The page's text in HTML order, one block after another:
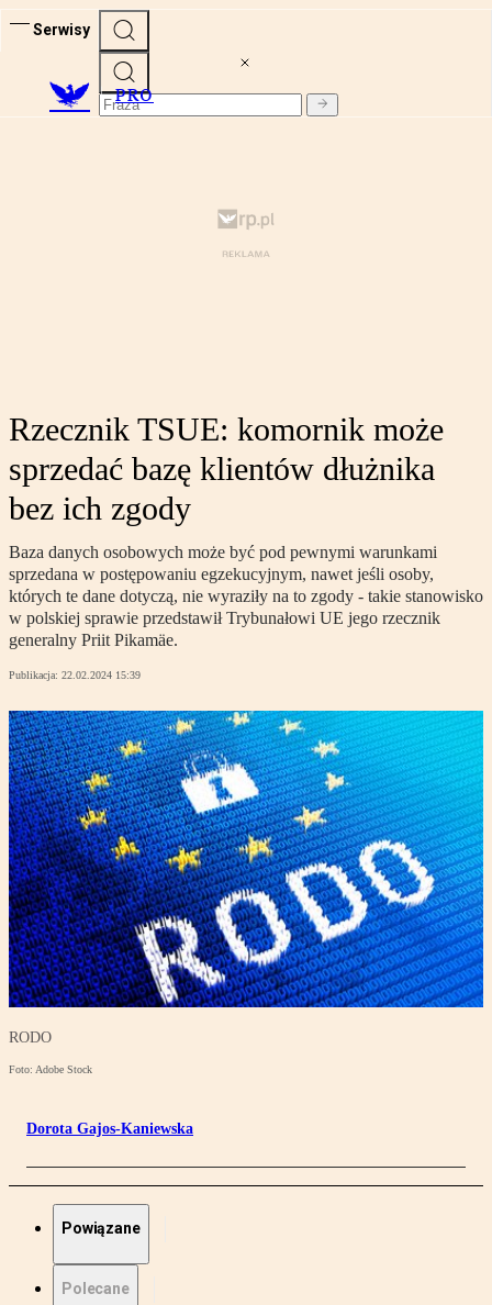
Serwisy
PRO
Rzecznik TSUE: komornik może
sprzedać bazę klientów dłużnika
bez ich zgody
Baza danych osobowych może być pod pewnymi warunkami
sprzedana w postępowaniu egzekucyjnym, nawet jeśli osoby,
których te dane dotyczą, nie wyraziły na to zgody - takie stanowisko
w polskiej sprawie przedstawił Trybunałowi UE jego rzecznik
generalny Priit Pikamäe.
Publikacja: 22.02.2024 15:39
RODO
Foto: Adobe Stock
Dorota Gajos-Kaniewska
Powiązane
Polecane